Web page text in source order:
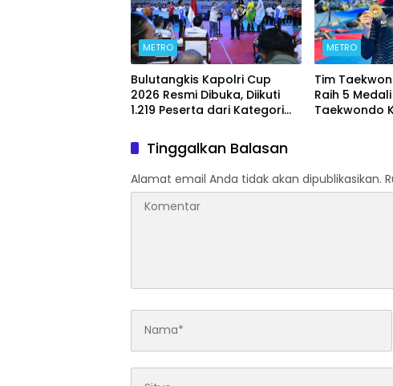
METRO
Bulutangkis Kapolri Cup
2026 Resmi Dibuka, Diikuti
1.219 Peserta dari Kategori
METRO
Tim
Raih 5
Taekwondo
Tinggalkan Balasan
Alamat email Anda tidak akan dipublikasikan.